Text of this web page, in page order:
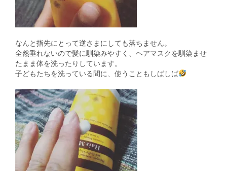
なんと指先にとって逆さまにしても落ちません。
全然垂れないので髪に馴染みやすく、ヘアマスクを馴染ませ
たまま体を洗ったりしています。
子どもたちを洗っている間に、使うこともしばしば